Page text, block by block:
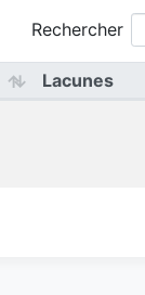
Rechercher
Lacunes